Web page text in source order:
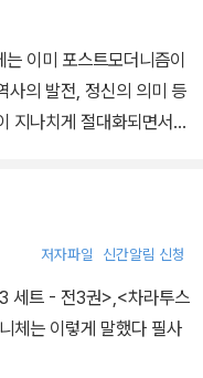
는 이미 포스트모더니즘이
사의 발전, 정신의 의미 등
지나치게 절대화되면서
저자파일 신간알림 신청
세트 - 전3권> <차라투스
체는 이렇게 말했다 필사